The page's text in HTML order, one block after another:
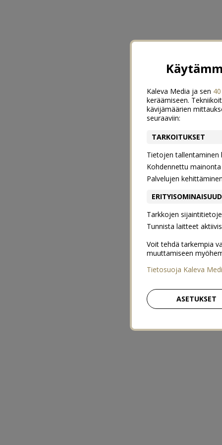
Kaleva Media ja sen
keräämiseen.
kävijämäärien
seuraaviin:
TARKOITUKSET
Tietojen
Kohdennettu
Palvelujen
Tarkkojen
Tunnista laitteet
Voit tehdä tarkempia
muuttamiseen
Tietosuoja Kaleva
ASETUKSET